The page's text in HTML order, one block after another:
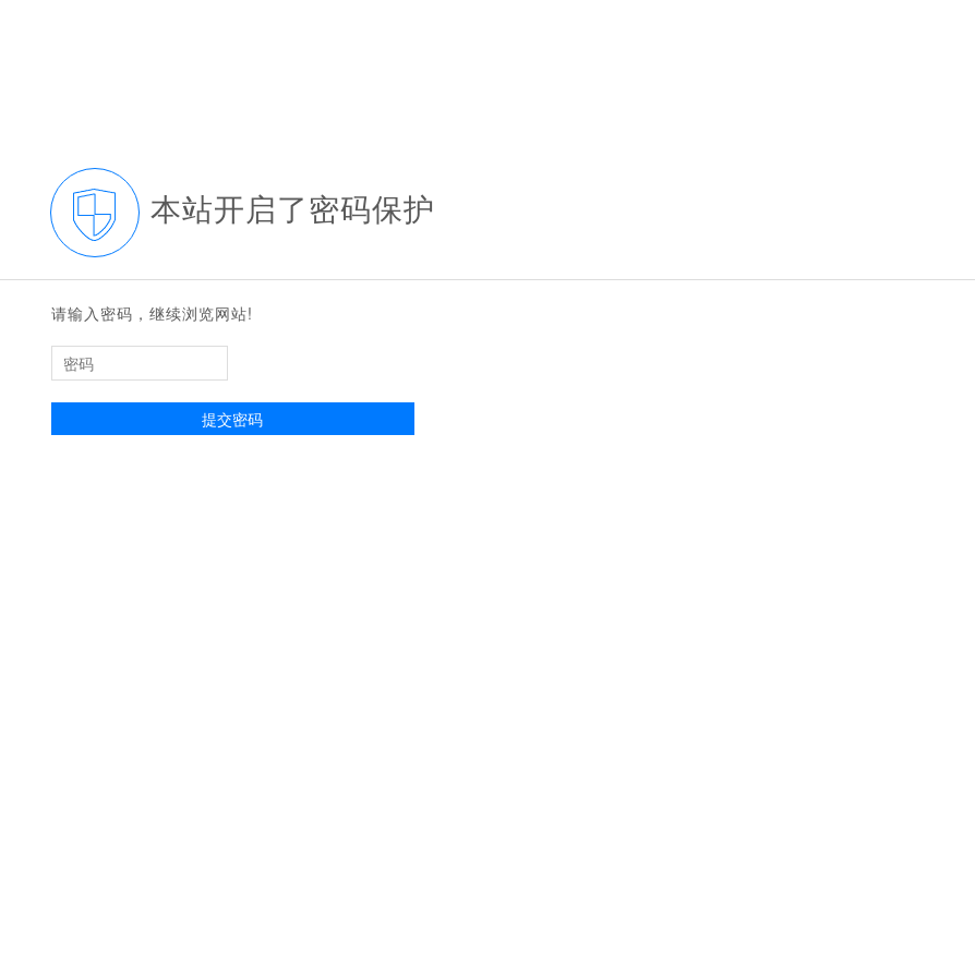
本站开启了密码保护
请输入密码，继续浏览网站!
提交密码